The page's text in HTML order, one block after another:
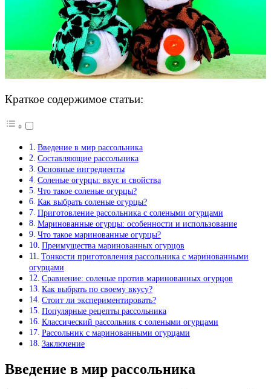
Краткое содержимое статьи:
Введение в мир рассольника
Составляющие рассольника
Основные ингредиенты
Соленые огурцы: вкус и свойства
Что такое соленые огурцы?
Как выбрать соленые огурцы?
Приготовление рассольника с солеными огурцами
Маринованные огурцы: особенности и использование
Что такое маринованные огурцы?
Преимущества маринованных огурцов
Тонкости приготовления рассольника с маринованными
огурцами
Сравнение: соленые против маринованных огурцов
Как выбрать по своему вкусу?
Стоит ли экспериментировать?
Популярные рецепты рассольника
Классический рассольник с солеными огурцами
Рассольник с маринованными огурцами
Заключение
Введение в мир рассольника